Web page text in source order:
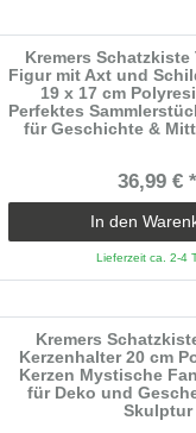
Kremers Schatzkiste
Figur mit Axt und
19 x 17 cm
Perfektes
für Geschichte &
36,99 € *
In den
Lieferzeit ca. 2-4
Kremers
Kerzenhalter 20 cm
Kerzen Mystische
für Deko und
Skulptur